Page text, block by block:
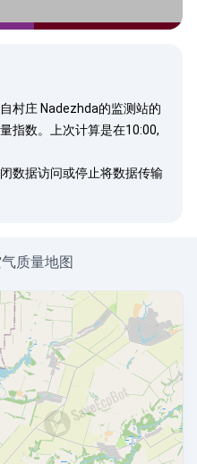
村庄 Nadezhda的监测站的
指数。上次计算是在10:00,
数据访问或停止将数据传输
质量地图